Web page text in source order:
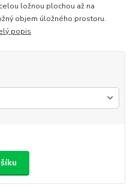
ložnou plochou až na
objem úložného prostoru.
popis